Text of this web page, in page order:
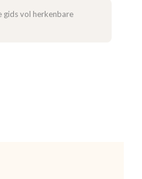
gids vol herkenbare